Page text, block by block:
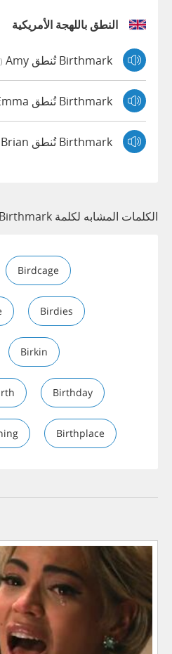
النطق باللهجة الأمريكية
Birthmark تُنطق Amy
Birthmark تُنطق Emma
Birthmark تُنطق Brian
الكلمات المشابه لكلمة Birthmark
Birdcage
Birdies
Birkin
Birthday
Birthplace